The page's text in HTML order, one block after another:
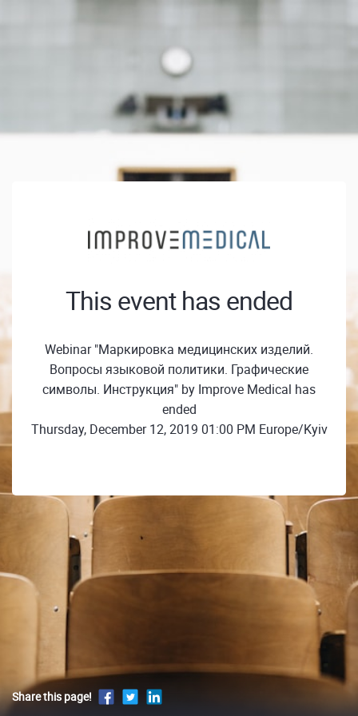
This event has ended
Webinar "Маркировка медицинских изделий.
Вопросы языковой политики. Графические
символы. Инструкция" by Improve Medical has
ended
Thursday, December 12, 2019 01:00 PM Europe/Kyiv
Share this page!